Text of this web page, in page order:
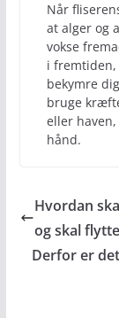
Når
at alger og
vokse
i
bekymre
bruge
eller
hånd.
Hvordan
og skal
Derfor er